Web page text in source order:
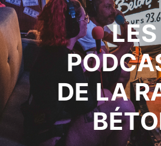
LES
DE LA